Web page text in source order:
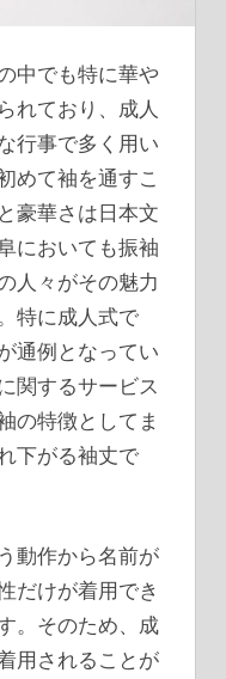
中でも特に華や
れており、成人
行事で多く用い
めて袖を通すこ
豪華さは日本文
においても振袖
人々がその魅力
特に成人式で
通例となってい
関するサービス
の特徴としてま
下がる袖丈で
動作から名前が
だけが着用でき
。そのため、成
用されることが